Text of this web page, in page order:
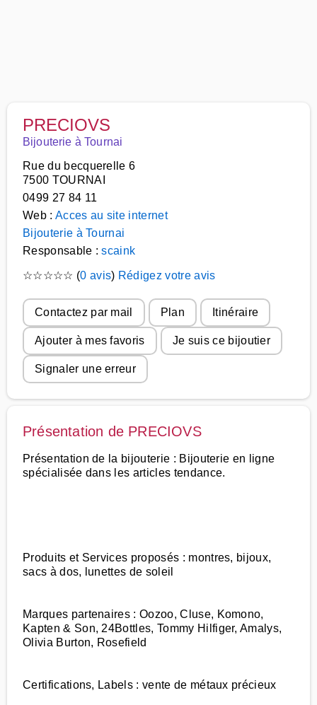
PRECIOVS
Bijouterie à Tournai
Rue du becquerelle 6
7500 TOURNAI
0499 27 84 11
Web : Acces au site internet
Bijouterie à Tournai
Responsable :scaink
☆☆☆☆☆ (0 avis) Rédigez votre avis
Contactez par mail Plan Itinéraire
Ajouter à mes favoris Je suis ce bijoutier
Signaler une erreur
Présentation de PRECIOVS
Présentation de la bijouterie : Bijouterie en ligne
spécialisée dans les articles tendance.
Produits et Services proposés : montres, bijoux,
sacs à dos, lunettes de soleil
Marques partenaires : Oozoo, Cluse, Komono,
Kapten & Son, 24Bottles, Tommy Hilfiger, Amalys,
Olivia Burton, Rosefield
Certifications, Labels : vente de métaux précieux